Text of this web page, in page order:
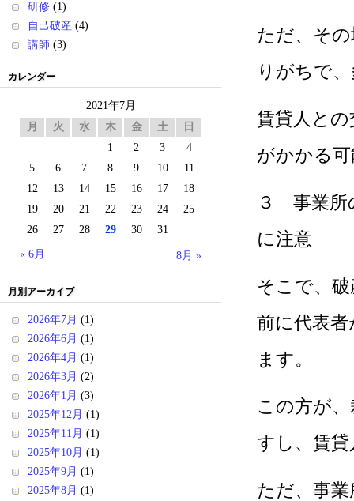
ただ、そ
りがちで
賃貸人と
がかかる
３ 事業所
に注意
そこで、
前に代表
ます。
この方が
すし、賃
ただ、事
研修 (1)
自己破産 (4)
講師 (3)
カレンダー
2021年7月
月
火 水 木 金 土 日
« 6月 8月 »
1 2 3
4
5
6 7 8 9 10
11
12
13 14 15 16 17
18
19
20 21 22 23 24
25
26
27 28 29 30 31
月別アーカイブ
2026年7月 (1)
2026年6月 (1)
2026年4月 (1)
2026年3月 (2)
2026年1月 (3)
2025年12月 (1)
2025年11月 (1)
2025年10月 (1)
2025年9月 (1)
2025年8月 (1)